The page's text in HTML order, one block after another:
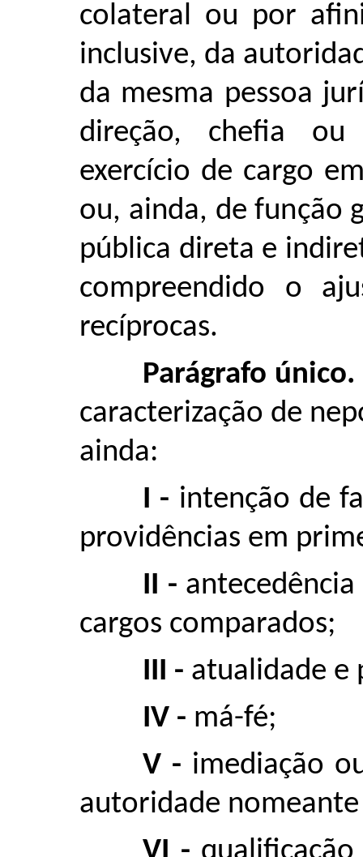
colateral ou por
inclusive, da
da mesma pessoa
direção, chefia ou
exercício de cargo
ou, ainda, de função
pública direta e
compreendido o
recíprocas.
Parágrafo único.
caracterização de
ainda:
I - intenção de
providências em
II -
cargos comparados;
III - atualidade e
IV - má-fé;
V - imediação
autoridade